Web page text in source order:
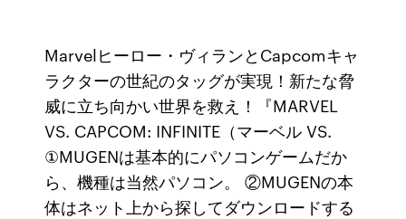
Marvelヒーロー・ヴィランとCapcomキャ
ラクターの世紀のタッグが実現！新たな脅
威に立ち向かい世界を救え！『MARVEL
VS. CAPCOM: INFINITE（マーベル VS.
①MUGENは基本的にパソコンゲームだか
ら、機種は当然パソコン。 ②MUGENの本
体はネット上から探してダウンロードする